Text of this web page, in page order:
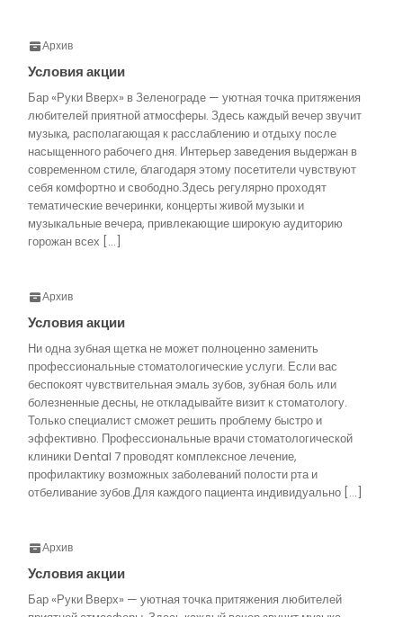
Архив
Условия акции
Бар «Руки Вверх» в Зеленограде — уютная точка притяжения
любителей приятной атмосферы. Здесь каждый вечер звучит
музыка, располагающая к расслаблению и отдыху после
насыщенного рабочего дня. Интерьер заведения выдержан в
современном стиле, благодаря этому посетители чувствуют
себя комфортно и свободно.Здесь регулярно проходят
тематические вечеринки, концерты живой музыки и
музыкальные вечера, привлекающие широкую аудиторию
горожан всех […]
Архив
Условия акции
Ни одна зубная щетка не может полноценно заменить
профессиональные стоматологические услуги. Если вас
беспокоят чувствительная эмаль зубов, зубная боль или
болезненные десны, не откладывайте визит к стоматологу.
Только специалист сможет решить проблему быстро и
эффективно. Профессиональные врачи стоматологической
клиники Dental 7 проводят комплексное лечение,
профилактику возможных заболеваний полости рта и
отбеливание зубов.Для каждого пациента индивидуально […]
Архив
Условия акции
Бар «Руки Вверх» — уютная точка притяжения любителей